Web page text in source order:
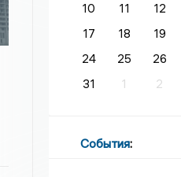
10
11 12
17
18 19
24
25 26
31
1 2
События: